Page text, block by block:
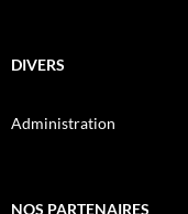
DIVERS
Administration
NOS PARTENAIRES